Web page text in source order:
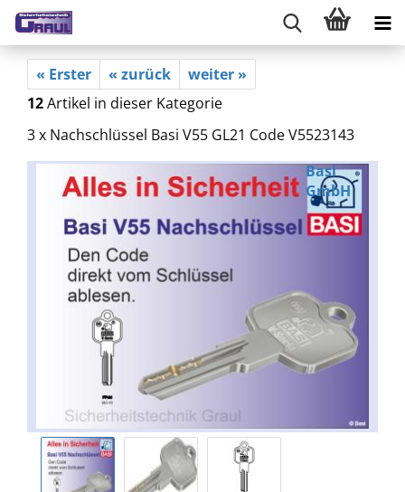
« Erster « zurück
weiter »
12Artikel in dieser Kategorie
3 x Nachschlüssel Basi V55 GL21 Code V5523143
Basi
GmbH